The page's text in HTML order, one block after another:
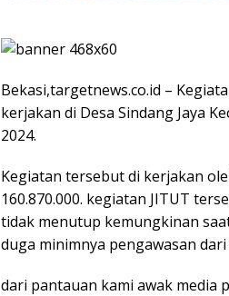
Bekasi,targetnews.co.id –
kerjakan di Desa Sindang Jaya
2024.
Kegiatan tersebut di kerjakan
160.870.000. kegiatan JITUT
tidak menutup kemungkinan
duga minimnya pengawasan
dari pantauan kami awak media